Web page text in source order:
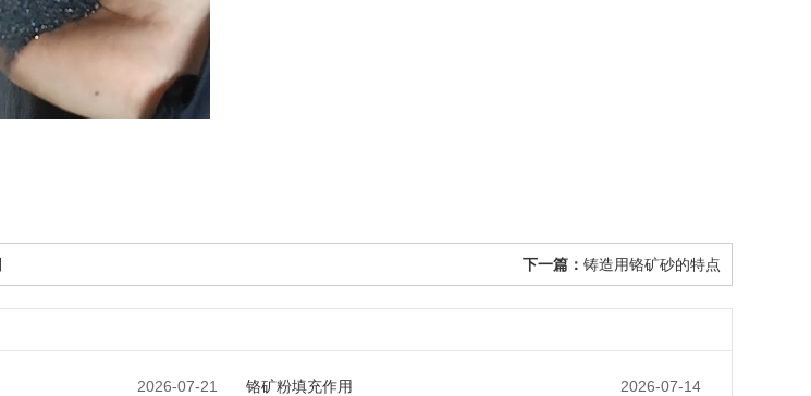
下一篇： 铸造用铬矿砂的特点
2026-07-21 2026-07-14
铬矿粉填充作用